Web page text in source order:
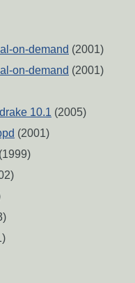
on-demand (2001)
on-demand (2001)
10.1 (2005)
(2001)
(1999)